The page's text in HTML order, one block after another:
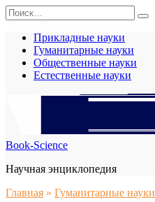
Перейти
к
содержанию
Search
for:
Прикладные науки
Гуманитарные науки
Общественные науки
Естественные науки
Book-Science
Научная энциклопедия
Главная » Гуманитарные науки